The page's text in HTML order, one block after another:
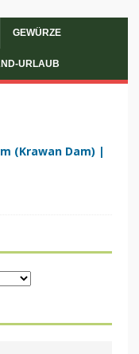
GEWÜRZE
URLAUB
(Krawan Dam) |